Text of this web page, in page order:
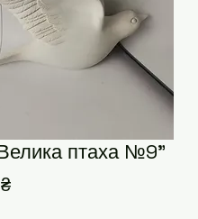
птаха №9"
За розпродажем